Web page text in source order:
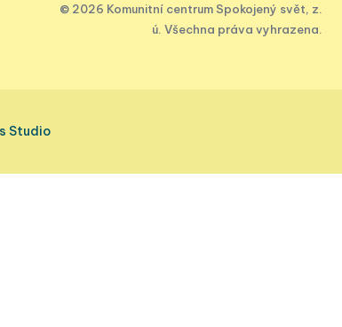
© 2026 Komunitní centrum Spokojený svět, z.
ú. Všechna práva vyhrazena.
Studio